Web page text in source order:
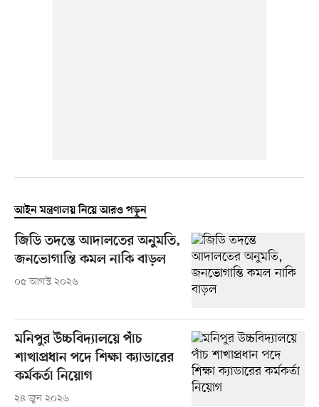
আইন মন্ত্রণালয় নিয়ে আরও পড়ুন
জিডি তদন্তে আদালতের অনুমতি,
জনভোগান্তি কমল নাকি বাড়ল
০৫ আগস্ট ২০২৬
মনিপুর উচ্চবিদ্যালয়ে পাঁচ
শাখাপ্রধান পদে শিক্ষা ক্যাডারের
কর্মকর্তা নিয়োগ
২৪ জুন ২০২৬